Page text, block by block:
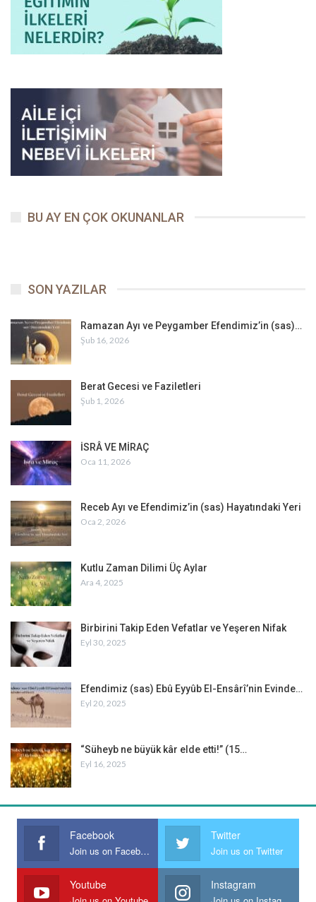
BU AY EN ÇOK OKUNANLAR
SON YAZILAR
Ramazan Ayı ve Peygamber Efendimiz’in (sas)…
Şub 16, 2026
Berat Gecesi ve Faziletleri
Şub 1, 2026
İSRÂ VE MİRAÇ
Oca 11, 2026
Receb Ayı ve Efendimiz’in (sas) Hayatındaki Yeri
Oca 2, 2026
Kutlu Zaman Dilimi Üç Aylar
Ara 4, 2025
Birbirini Takip Eden Vefatlar ve Yeşeren Nifak
Eyl 30, 2025
Efendimiz (sas) Ebû Eyyûb El-Ensârî’nin Evinde…
Eyl 20, 2025
“Süheyb ne büyük kâr elde etti!” (15…
Eyl 16, 2025
Facebook
Join us on Facebook
Twitter
Join us on Twitter
Youtube Instagram